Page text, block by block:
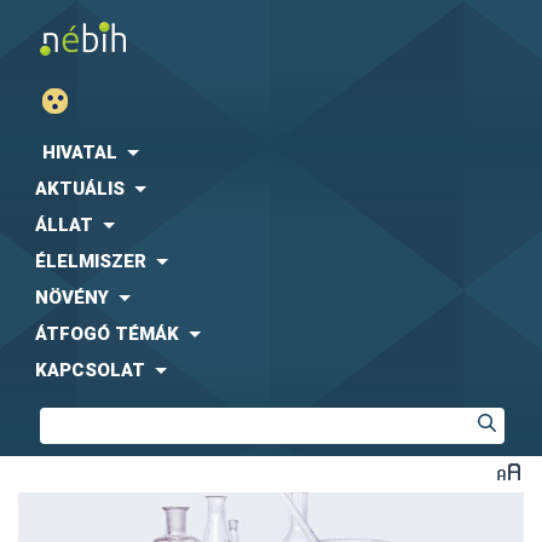
HIVATAL
AKTUÁLIS
ÁLLAT
ÉLELMISZER
NÖVÉNY
ÁTFOGÓ TÉMÁK
KAPCSOLAT